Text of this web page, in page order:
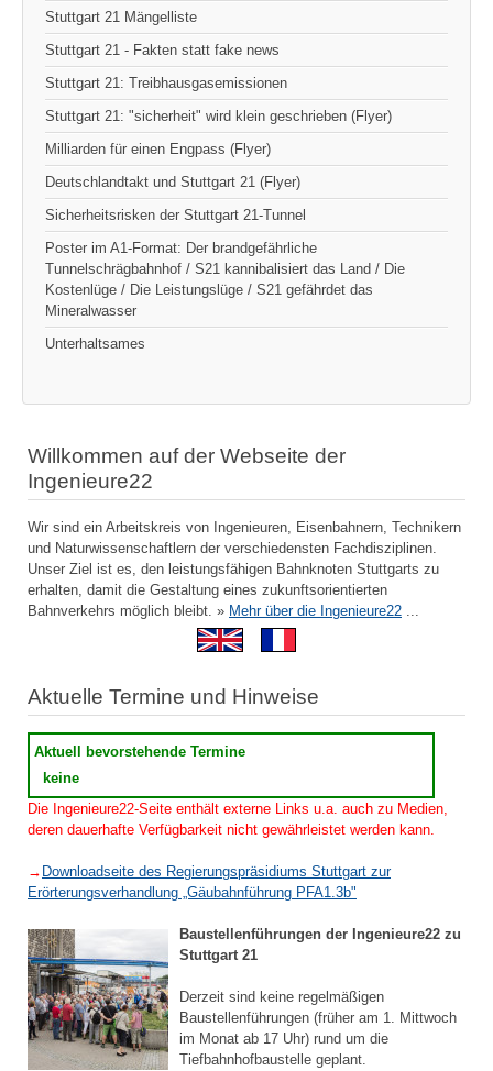
Stuttgart 21 Mängelliste
Stuttgart 21 - Fakten statt fake news
Stuttgart 21: Treibhausgasemissionen
Stuttgart 21: "sicherheit" wird klein geschrieben (Flyer)
Milliarden für einen Engpass (Flyer)
Deutschlandtakt und Stuttgart 21 (Flyer)
Sicherheitsrisken der Stuttgart 21-Tunnel
Poster im A1-Format: Der brandgefährliche
Tunnelschrägbahnhof / S21 kannibalisiert das Land / Die
Kostenlüge / Die Leistungslüge / S21 gefährdet das
Mineralwasser
Unterhaltsames
Willkommen auf der Webseite der
Ingenieure22
Wir sind ein Arbeitskreis von Ingenieuren, Eisenbahnern, Technikern
und Naturwissenschaftlern der verschiedensten Fachdisziplinen.
Unser Ziel ist es, den leistungsfähigen Bahnknoten Stuttgarts zu
erhalten, damit die Gestaltung eines zukunftsorientierten
Bahnverkehrs möglich bleibt. » Mehr über die Ingenieure22
Aktuelle Termine und Hinweise
Aktuell bevorstehende Termine
keine
Die Ingenieure22-Seite enthält externe Links u.a. auch zu Medien,
deren dauerhafte Verfügbarkeit nicht gewährleistet werden kann.
→ Downloadseite des Regierungspräsidiums Stuttgart zur
Erörterungsverhandlung „Gäubahnführung PFA1.3b"
Baustellenführungen der Ingenieure22 zu
Stuttgart 21
Derzeit sind keine regelmäßigen
Baustellenführungen (früher am 1. Mittwoch
im Monat ab 17 Uhr) rund um die
Tiefbahnhofbaustelle geplant.